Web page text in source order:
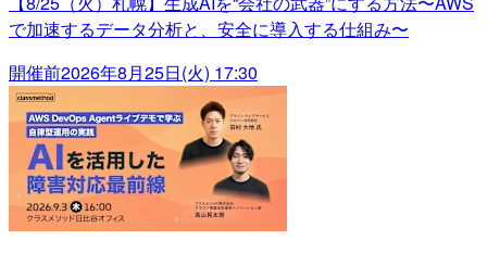
で加速するデータ分析と、安全に導入する仕組み〜
開催前2026年8月25日(火) 17:30